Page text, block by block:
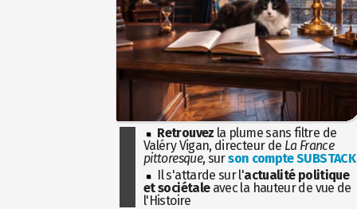
Retrouvez la plume sans filtre de
Valéry Vigan, directeur de La France
pittoresque, surson compte SUBSTACK
Il s'attarde sur l'actualité politique
et sociétaleavec la hauteur de vue de
l'Histoire